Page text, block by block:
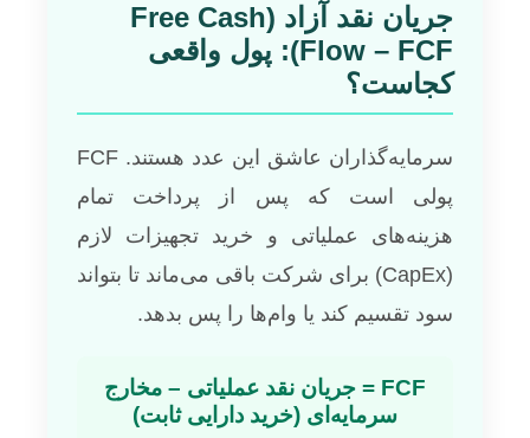
جریان نقد آزاد (Free Cash
Flow – FCF): پول واقعی
کجاست؟
سرمایه‌گذاران عاشق این عدد هستند. FCF
پولی است که پس از پرداخت تمام
هزینه‌های عملیاتی و خرید تجهیزات لازم
(CapEx) برای شرکت باقی می‌ماند تا بتواند
سود تقسیم کند یا وام‌ها را پس بدهد.
FCF = جریان نقد عملیاتی – مخارج
سرمایه‌ای (خرید دارایی ثابت)